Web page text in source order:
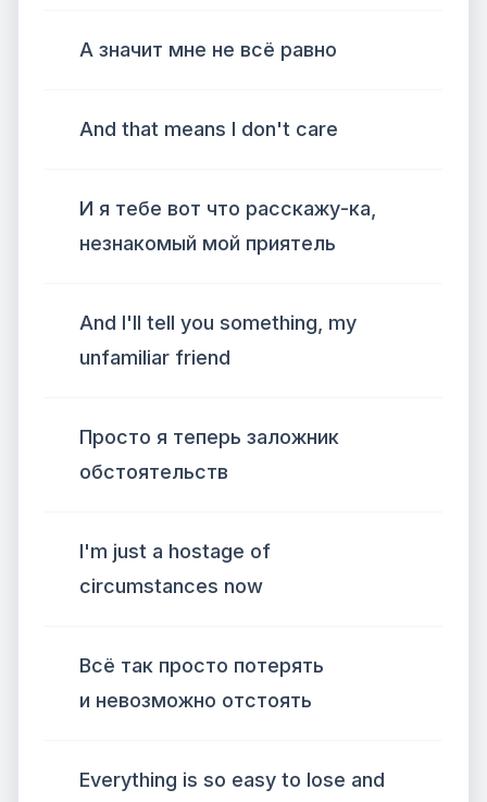
А значит мне не всё равно
And that means I don't care
И я тебе вот что расскажу-ка,
незнакомый мой приятель
And I'll tell you something, my
unfamiliar friend
Просто я теперь заложник
обстоятельств
I'm just a hostage of
circumstances now
Всё так просто потерять
и невозможно отстоять
Everything is so easy to lose and